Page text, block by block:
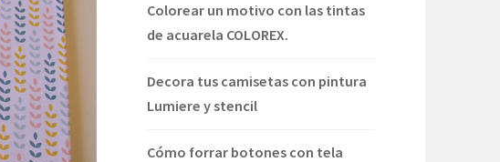
Colorear un motivo con las tintas
de acuarela COLOREX.
Decora tus camisetas con pintura
Lumiere y stencil
Cómo forrar botones con tela